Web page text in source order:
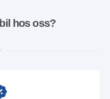
hos oss?